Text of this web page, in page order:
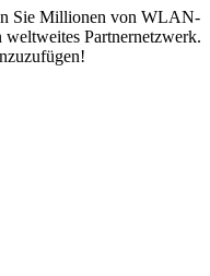
Sie Millionen von WLAN-
Partnernetzwerk.